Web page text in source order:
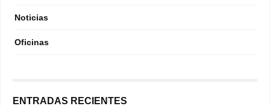
Noticias
Oficinas
ENTRADAS RECIENTES